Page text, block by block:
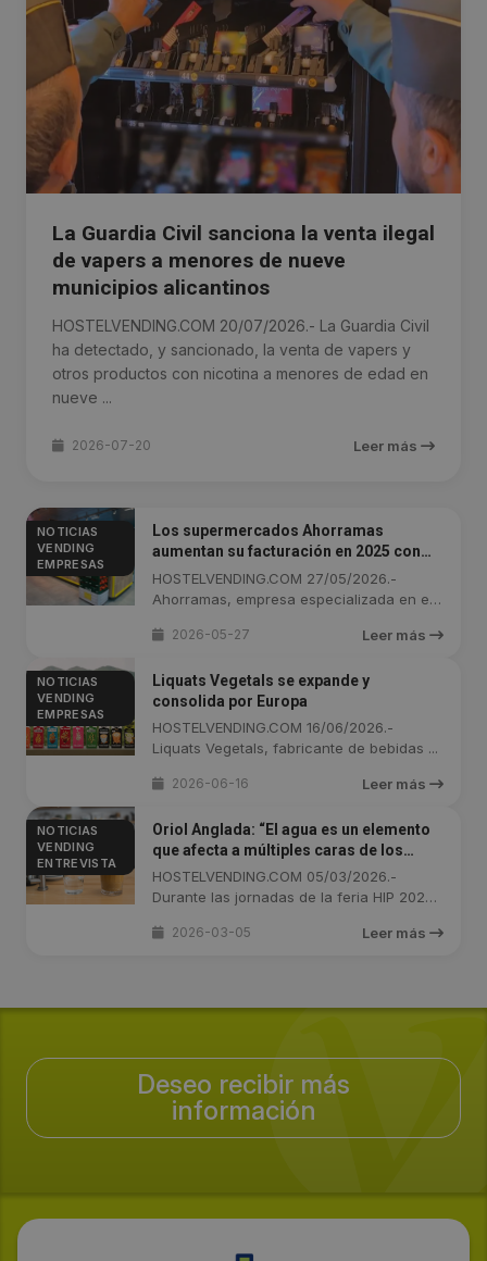
La Guardia Civil sanciona la venta ilegal
de vapers a menores de nueve
municipios alicantinos
HOSTELVENDING.COM 20/07/2026.- La Guardia Civil
ha detectado, y sancionado, la venta de vapers y
otros productos con nicotina a menores de edad en
nueve ...
2026-07-20 Leer más
NOTICIAS
VENDING
EMPRESAS
Los supermercados Ahorramas
aumentan su facturación en 2025 con
2.422 millones de euros
HOSTELVENDING.COM 27/05/2026.-
Ahorramas, empresa especializada en el
2026-05-27 Leer más
NOTICIAS
VENDING
EMPRESAS
Liquats Vegetals se expande y
consolida por Europa
HOSTELVENDING.COM 16/06/2026.-
Liquats Vegetals, fabricante de bebidas ...
2026-06-16 Leer más
NOTICIAS
VENDING
ENTREVISTA
Oriol Anglada: “El agua es un elemento
que afecta a múltiples caras de los
negocios de hostelería. Y se puede
controlar”
HOSTELVENDING.COM 05/03/2026.-
Durante las jornadas de la feria HIP 2026,
2026-03-05 Leer más
Deseo recibir más
información